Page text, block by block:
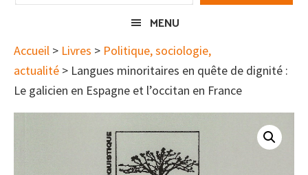
MENU
Accueil > Livres > Politique, sociologie,
actualité > Langues minoritaires en quête de dignité :
Le galicien en Espagne et l’occitan en France